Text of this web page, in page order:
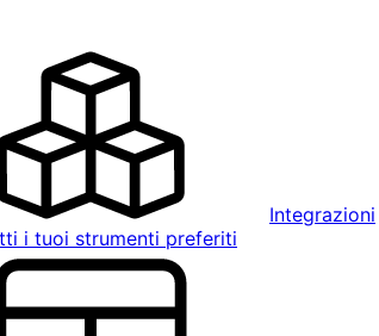
Integrazioni
i tuoi strumenti preferiti